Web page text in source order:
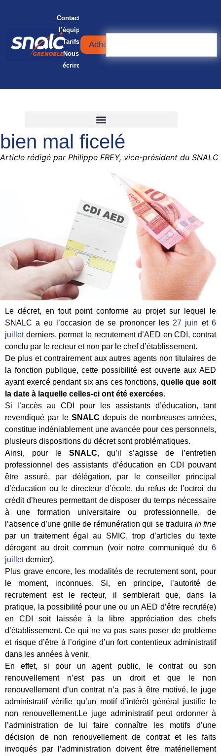
Contacter
l’équipe
Tarifs
Nous
écrire
Adhérer
CDI des AED : un décret
bien mal ficelé
Article rédigé par Philippe FREY, vice-président du SNALC
Le décret, en tout point conforme au projet sur lequel le
SNALC a eu l’occasion de se prononcer les 27 juin et6
juilletderniers, permet le recrutement d’AED en CDI, contrat
conclu par le recteur et non par le chef d’établissement.
De plus et contrairement aux autres agents non titulaires de
la fonction publique, cette possibilité est ouverte aux AED
ayant exercé pendant six ans ces fonctions, quelle que soit
la date à laquelle celles-ci ont été exercées.
Si l’accès au CDI pour les assistants d’éducation, tant
revendiqué par le SNALC depuis de nombreuses années,
constitue indéniablement une avancée pour ces personnels,
plusieurs dispositions du décret sont problématiques.
Ainsi, pour le SNALC, qu’il s’agisse de l’entretien
professionnel des assistants d’éducation en CDI pouvant
être assuré, par délégation, par le conseiller principal
d’éducation ou le directeur d’école, du refus de l’octroi du
crédit d’heures permettant de disposer du temps nécessaire
à une formation universitaire ou professionnelle, de
l’absence d’une grille de rémunération qui se traduira in fine
par un traitement égal au SMIC, trop d’articles du texte
dérogent au droit commun (voir notre communiqué du 6
juilletdernier).
Plus grave encore, les modalités de recrutement sont, pour
le moment, inconnues. Si, en principe, l’autorité de
recrutement est le recteur, il semblerait que, dans la
pratique, la possibilité pour une ou un AED d’être recruté(e)
en CDI soit laissée à la libre appréciation des chefs
d’établissement. Ce qui ne va pas sans poser de problème
et risque d’être à l’origine d’un fort contentieux administratif
dans les années à venir.
En effet, si pour un agent public, le contrat ou son
renouvellement n’est pas un droit et que le non
renouvellement d’un contrat n’a pas à être motivé, le juge
administratif vérifie qu’un motif d’intérêt général justifie le
non renouvellement.Le juge administratif peut ordonner à
l’administration de lui faire connaître les motifs d’une
décision de non renouvellement de contrat et les faits
invoqués par l’administration doivent être matériellement